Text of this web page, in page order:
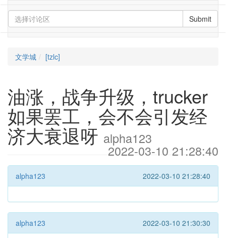
Submit
文学城 [tzlc]
油涨，战争升级，trucker
如果罢工，会不会引发经
济大衰退呀 alpha123
2022-03-10 21:28:40
alpha123 2022-03-10 21:28:40
alpha123 2022-03-10 21:30:30